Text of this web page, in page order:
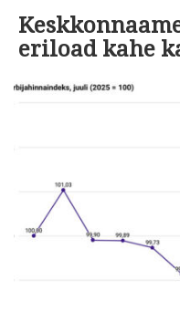
eriload kahe